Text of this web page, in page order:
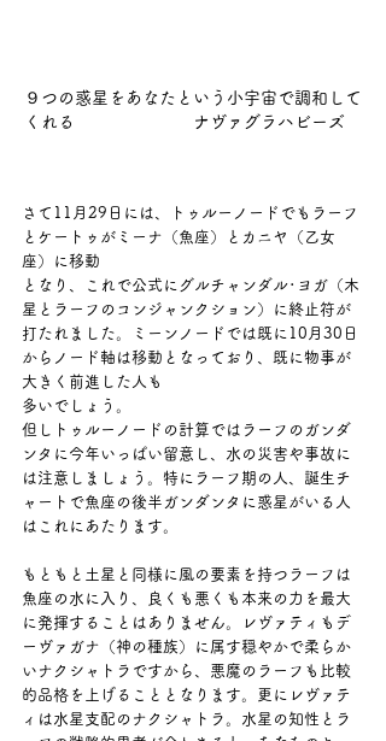
９つの惑星をあなたという小宇宙で調和して
くれる　　　　　　　ナヴァグラハビーズ
さて11月29日には、トゥルーノードでもラーフ
とケートゥがミーナ（魚座）とカニヤ（乙女
座）に移動
となり、これで公式にグルチャンダル･ヨガ（木
星とラーフのコンジャンクション）に終止符が
打たれました。ミーンノードでは既に10月30日
からノード軸は移動となっており、既に物事が
大きく前進した人も
多いでしょう。
但しトゥルーノードの計算ではラーフのガンダ
ンタに今年いっぱい留意し、水の災害や事故に
は注意しましょう。特にラーフ期の人、誕生チ
ャートで魚座の後半ガンダンタに惑星がいる人
はこれにあたります。
もともと土星と同様に風の要素を持つラーフは
魚座の水に入り、良くも悪くも本来の力を最大
に発揮することはありません。レヴァティもデ
ーヴァガナ（神の種族）に属す穏やかで柔らか
いナクシャトラですから、悪魔のラーフも比較
的品格を上げることとなります。更にレヴァテ
ィは水星支配のナクシャトラ。水星の知性とラ